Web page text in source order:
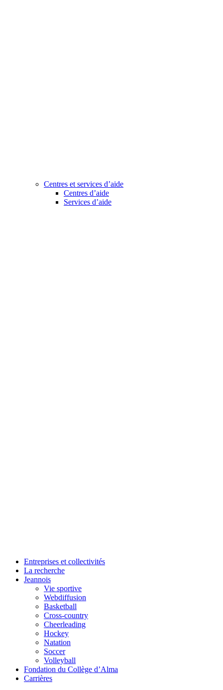
Centres et services d’aide
Centres d’aide
Services d’aide
Entreprises et collectivités
La recherche
Jeannois
Vie sportive
Webdiffusion
Basketball
Cross-country
Cheerleading
Hockey
Natation
Soccer
Volleyball
Fondation du Collège d’Alma
Carrières